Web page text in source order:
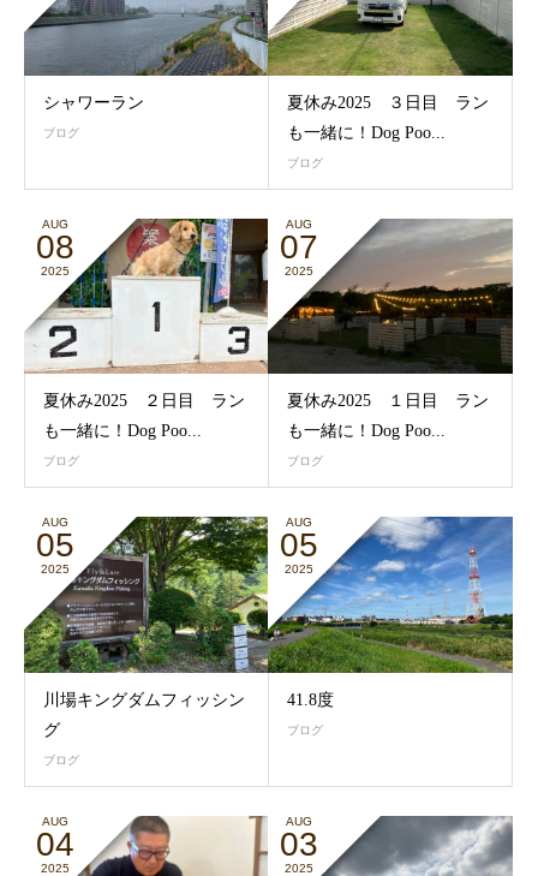
シャワーラン
ブログ
夏休み2025 ３日目 ラン
も一緒に！Dog Poo...
ブログ
AUG
08
2025
夏休み2025 ２日目 ラン
も一緒に！Dog Poo...
ブログ
AUG
07
2025
夏休み2025 １日目 ラン
も一緒に！Dog Poo...
ブログ
AUG
05
2025
川場キングダムフィッシン
グ
ブログ
AUG
05
2025
41.8度
ブログ
AUG
04
2025
AUG
03
2025